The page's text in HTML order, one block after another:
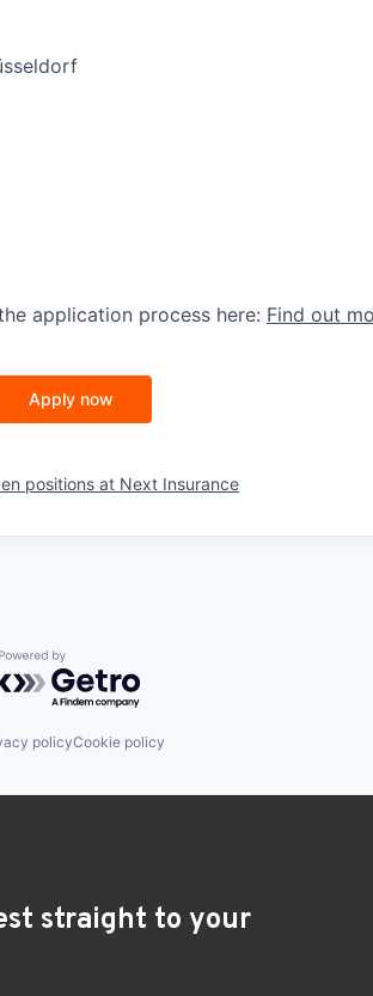
application process here: Find out
Apply now
positions at Next Insurance
Powered by Getro.com
policyCookie policy
straight to your